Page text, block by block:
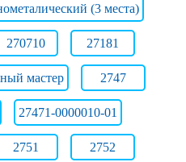
(3 места)
270710 27181
мастер 2747
27471-0000010-01
2751 2752